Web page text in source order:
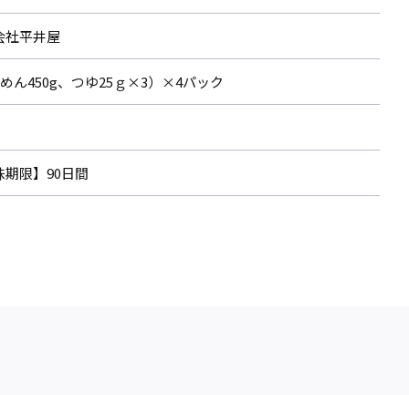
社平井屋
ん450g、つゆ25ｇ×3）×4パック
期限】90日間